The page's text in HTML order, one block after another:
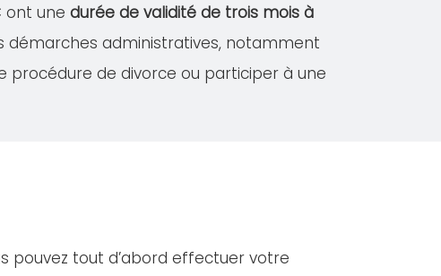
ont une durée de validité de trois mois à
démarches administratives, notamment
procédure de divorce ou participer à une
pouvez tout d’abord effectuer votre